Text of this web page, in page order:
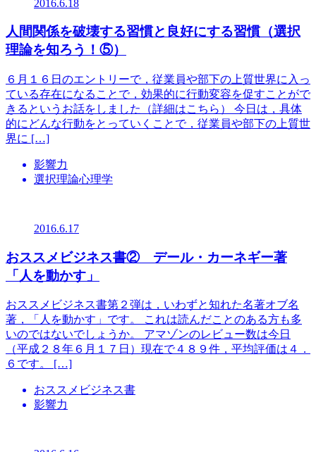
2016.6.18
人間関係を破壊する習慣と良好にする習慣（選択
理論を知ろう！⑤）
６月１６日のエントリーで，従業員や部下の上質世界に入っ
ている存在になることで，効果的に行動変容を促すことがで
きるというお話をしました（詳細はこちら） 今日は，具体
的にどんな行動をとっていくことで，従業員や部下の上質世
界に […]
影響力
選択理論心理学
2016.6.17
おススメビジネス書② デール・カーネギー著
「人を動かす」
おススメビジネス書第２弾は，いわずと知れた名著オブ名
著，「人を動かす」です。 これは読んだことのある方も多
いのではないでしょうか。 アマゾンのレビュー数は今日
（平成２８年６月１７日）現在で４８９件，平均評価は４．
６です。 […]
おススメビジネス書
影響力